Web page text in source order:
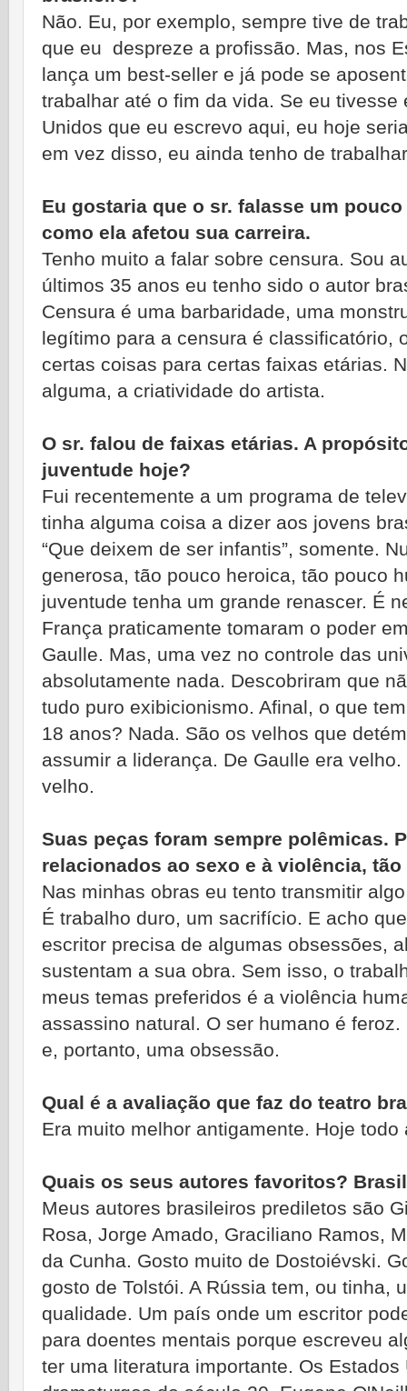
Não. Eu, por exemplo, sempre tive de
que eu despreze a profissão. Mas, nos
lança um best-seller e já pode se
trabalhar até o fim da vida. Se eu tivesse
Unidos que eu escrevo aqui, eu hoje
em vez disso, eu ainda tenho de
Eu gostaria que o sr. falasse um
como ela afetou sua carreira.
Tenho muito a falar sobre censura. Sou
últimos 35 anos eu tenho sido o autor
Censura é uma barbaridade, uma
legítimo para a censura é classificatório,
certas coisas para certas faixas etárias.
alguma, a criatividade do artista.
O sr. falou de faixas etárias. A
juventude hoje?
Fui recentemente a um programa de
tinha alguma coisa a dizer aos jovens
“Que deixem de ser infantis”, somente.
generosa, tão pouco heroica, tão pouco
juventude tenha um grande renascer. É
França praticamente tomaram o poder
Gaulle. Mas, uma vez no controle das
absolutamente nada. Descobriram que
tudo puro exibicionismo. Afinal, o que
18 anos? Nada. São os velhos que
assumir a liderança. De Gaulle era
velho.
Suas peças foram sempre polêmicas.
relacionados ao sexo e à violência,
Nas minhas obras eu tento transmitir
É trabalho duro, um sacrifício. E acho
escritor precisa de algumas obsessões,
sustentam a sua obra. Sem isso, o
meus temas preferidos é a violência
assassino natural. O ser humano é
e, portanto, uma obsessão.
Qual é a avaliação que faz do teatro
Era muito melhor antigamente. Hoje
Quais os seus autores favoritos?
Meus autores brasileiros prediletos são
Rosa, Jorge Amado, Graciliano Ramos,
da Cunha. Gosto muito de Dostoiévski.
gosto de Tolstói. A Rússia tem, ou tinha,
qualidade. Um país onde um escritor
para doentes mentais porque escreveu
ter uma literatura importante. Os